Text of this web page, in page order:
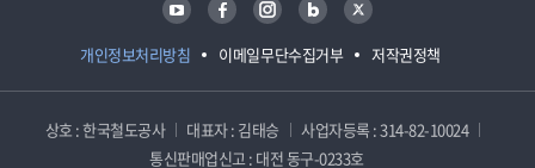
개인정보처리방침 이메일무단수집거부 저작권정책
상호 : 한국철도공사 대표자 : 김태승
사업자등록 : 314-82-10024
통신판매업신고 : 대전 동구-0233호